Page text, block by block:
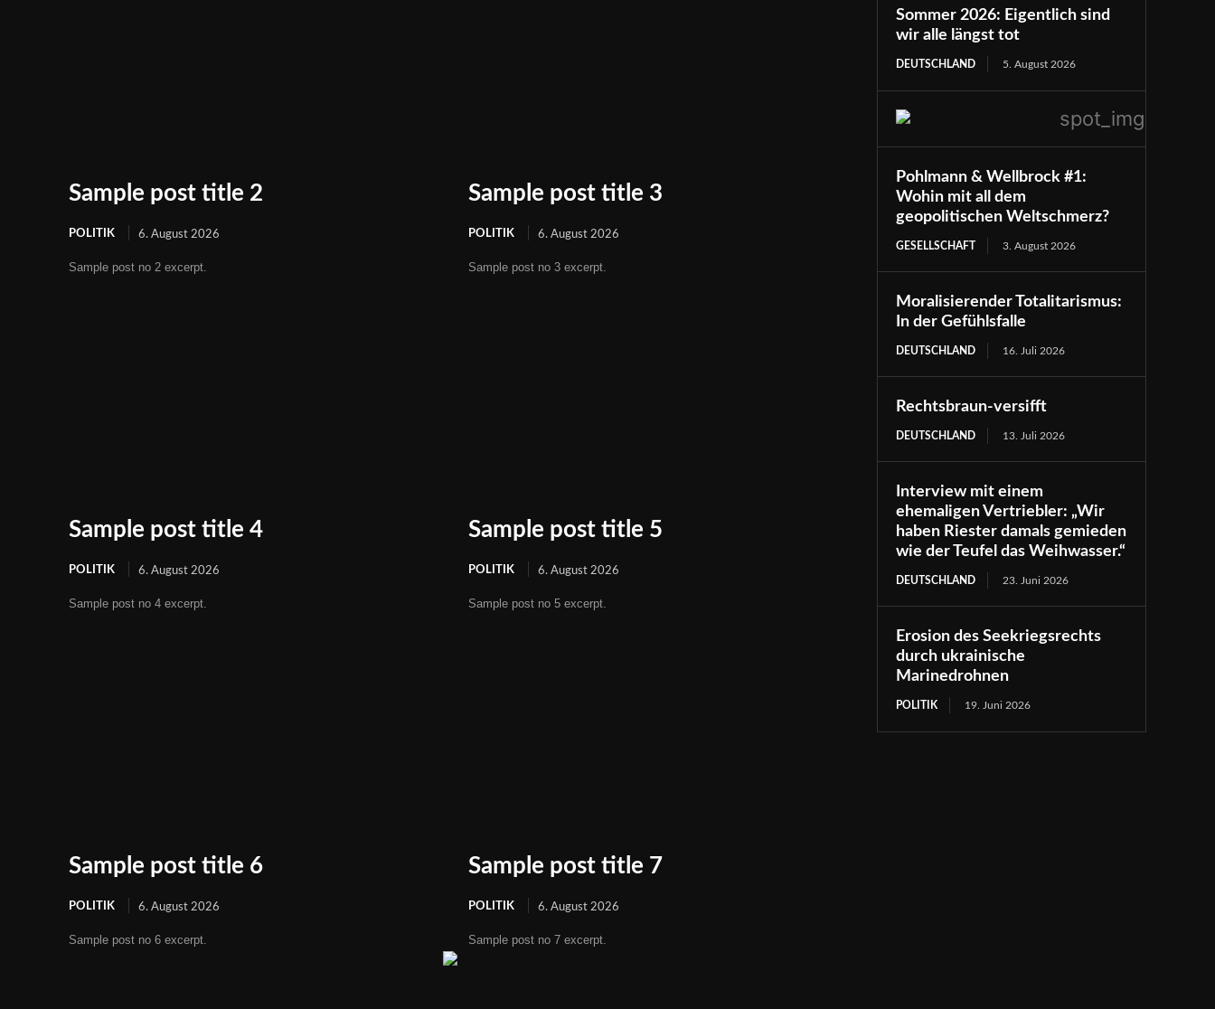
Sample post title 2
POLITIK 6. August 2026
Sample post no 2 excerpt.
Sample post title 3
POLITIK 6. August 2026
Sample post no 3 excerpt.
Sample post title 4
POLITIK 6. August 2026
Sample post no 4 excerpt.
Sample post title 5
POLITIK 6. August 2026
Sample post no 5 excerpt.
Sample post title 6
POLITIK 6. August 2026
Sample post no 6 excerpt.
Sample post title 7
POLITIK 6. August 2026
Sample post no 7 excerpt.
Sommer 2026: Eigentlich sind
wir alle längst tot
DEUTSCHLAND 5. August 2026
Pohlmann & Wellbrock #1:
Wohin mit all dem
geopolitischen Weltschmerz?
GESELLSCHAFT 3. August 2026
Moralisierender Totalitarismus:
In der Gefühlsfalle
DEUTSCHLAND 16. Juli 2026
Rechtsbraun-versifft
DEUTSCHLAND 13. Juli 2026
Interview mit einem
ehemaligen Vertriebler: „Wir
haben Riester damals gemieden
wie der Teufel das Weihwasser.“
DEUTSCHLAND 23. Juni 2026
Erosion des Seekriegsrechts
durch ukrainische
Marinedrohnen
POLITIK 19. Juni 2026